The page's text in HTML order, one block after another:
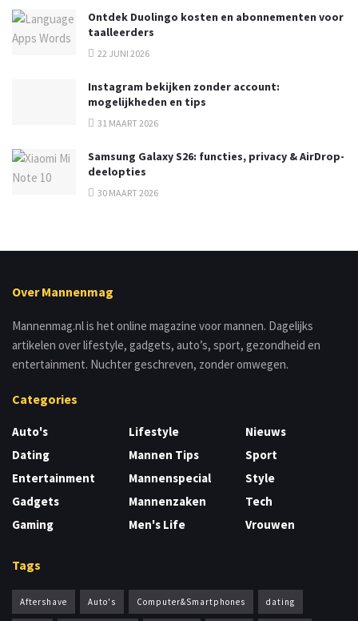
Ontdek Duolingo kosten en abonnementen voor
taalleerders
22 JUNI 2026
Instagram bekijken zonder account:
mogelijkheden en tips
31 MAART 2026
Samsung Galaxy S26: functies, privacy & AirDrop-
deelopties
30 MAART 2026
Over Mannenmag
Mannenmag.nl is het online magazine voor mannen. Dagelijks
artikelen over lifestyle, gadgets, auto’s, sport, gezondheid en
entertainment. Nuchter geschreven, zonder omwegen.
Categories
Auto's
Dating
Entertainment
Gadgets
Gaming
Lifestyle
Mannen Tips
Mannenspecial
Mannenzaken
Men's Life
Nieuws
Sport
Style
Tech
Vrouwen
Tags
Aftershave Auto's Computer&Smartphones dating